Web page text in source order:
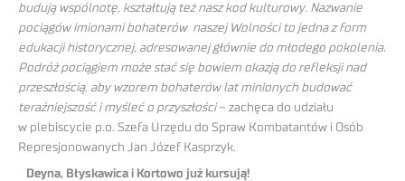
budują wspólnotę, kształtują też nasz kod kulturowy. Nazwanie
pociągów imionami bohaterów naszej Wolności to jedna z form
edukacji historycznej, adresowanej głównie do młodego pokolenia.
Podróż pociągiem może stać się bowiem okazją do refleksji nad
przeszłością, aby wzorem bohaterów lat minionych budować
teraźniejszość i myśleć o przyszłości– zachęca do udziału
w plebiscycie p.o. Szefa Urzędu do Spraw Kombatantów i Osób
Represjonowanych Jan Józef Kasprzyk.
Deyna, Błyskawica i Kortowo już kursują!